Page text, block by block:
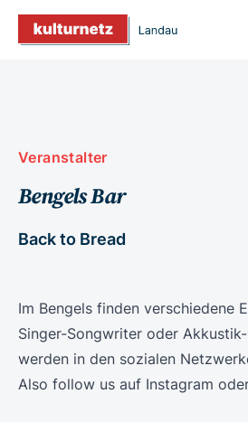
Veranstalter
Bengels Bar
Back to Bread
Im Bengels finden verschiedene
Singer-Songwriter oder
werden in den sozialen
Also follow us auf Instagram